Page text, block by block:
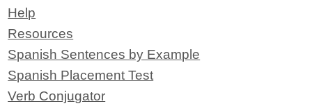
Help
Resources
Spanish Sentences by Example
Spanish Placement Test
Verb Conjugator